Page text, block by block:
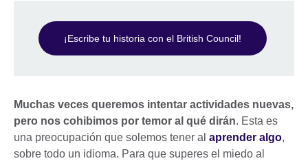
¡Escribe tu historia con el British Council!
Muchas veces queremos intentar actividades nuevas,
pero nos cohibimos por temor al qué dirán. Esta es
una preocupación que solemos tener al aprender algo,
sobre todo un idioma. Para que superes el miedo al